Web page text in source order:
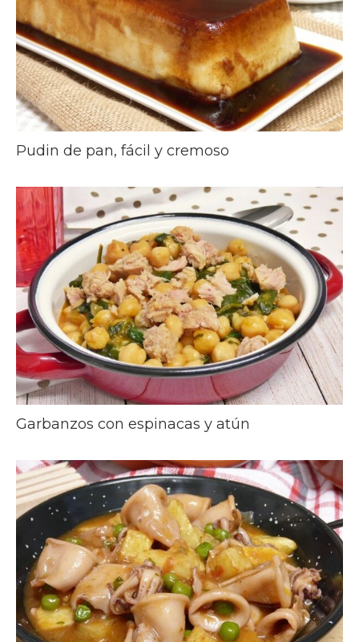
Pudin de pan, fácil y cremoso
Garbanzos con espinacas y atún